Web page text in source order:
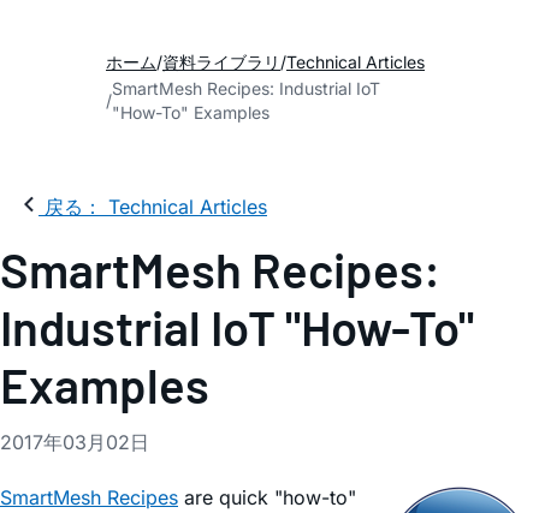
ホーム 資料ライブラリ Technical Articles
SmartMesh Recipes: Industrial IoT
"How-To" Examples
戻る： Technical Articles
SmartMesh Recipes:
Industrial IoT "How-To"
Examples
2017年03月02日
SmartMesh Recipes are quick "how-to"